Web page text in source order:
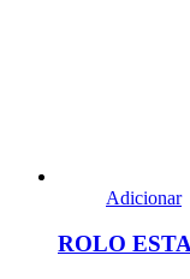
Adicionar
ROLO